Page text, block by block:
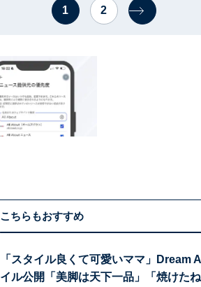
1 2
こちらもおすすめ
「スタイル良くて可愛いママ」Dream
イル公開「美脚は天下一品」「焼けたね